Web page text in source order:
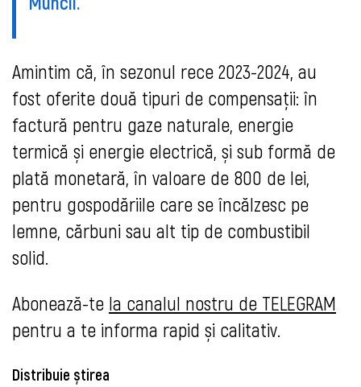
Amintim că, în sezonul rece 2023-2024, au
fost oferite două tipuri de compensații: în
factură pentru gaze naturale, energie
termică și energie electrică, și sub formă de
plată monetară, în valoare de 800 de lei,
pentru gospodăriile care se încălzesc pe
lemne, cărbuni sau alt tip de combustibil
solid.
Abonează-te la canalul nostru de TELEGRAM
pentru a te informa rapid și calitativ.
Distribuie știrea